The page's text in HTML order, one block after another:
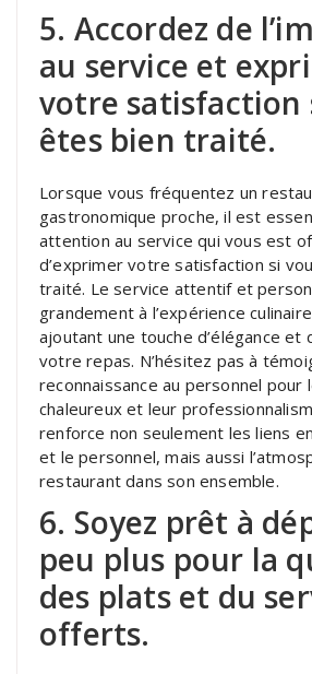
5. Accordez de
au service et
votre satisfaction
êtes bien traité.
Lorsque vous fréquentez un
gastronomique proche, il est
attention au service qui vous est
d’exprimer votre satisfaction si
traité. Le service attentif et
grandement à l’expérience
ajoutant une touche d’élégance et
votre repas. N’hésitez pas à
reconnaissance au personnel pour
chaleureux et leur
renforce non seulement les liens
et le personnel, mais aussi
restaurant dans son ensemble.
6. Soyez prêt à
peu plus pour la
des plats et du
offerts.